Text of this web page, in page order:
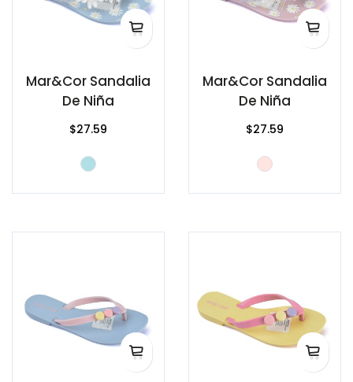
Mar&Cor Sandalia
De Niña
$27.59
Mar&Cor Sandalia
De Niña
$27.59